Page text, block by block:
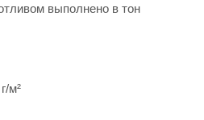
выполнено в тон
м²